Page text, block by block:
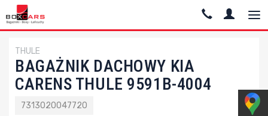
THULE
BAGAŻNIK DACHOWY KIA
CARENS THULE 9591B-4004
7313020047720